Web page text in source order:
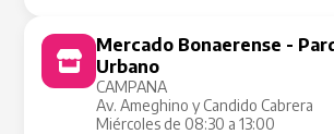
Mercado Bonaerense -
Urbano
CAMPANA
Av. Ameghino y Candido Cabrera
Miércoles de 08:30 a 13:00